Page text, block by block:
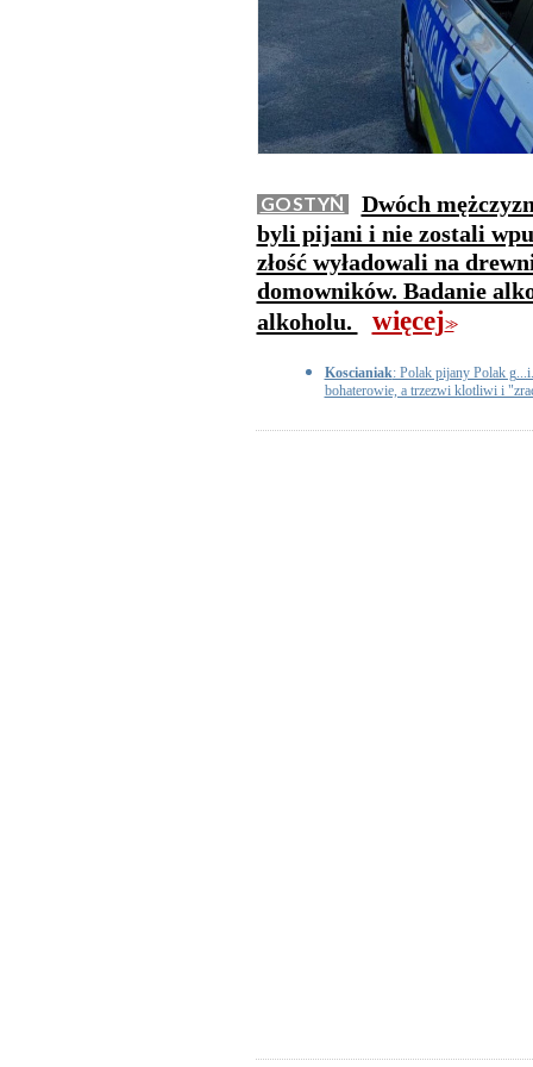
GOSTYŃ
Dwóch
byli pijani i nie zostali
złość wyładowali na
domowników. Badanie
alkoholu.
więcej>>
Koscianiak: Polak pijany Polak
bohaterowie, a trzezwi klotliwi i